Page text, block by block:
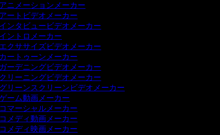
ニメーションメーカー
ートビデオメーカー
ンタビュービデオメーカー
ントロメーカー
クササイズビデオメーカー
ートゥーンメーカー
ーデニングビデオメーカー
リーニングビデオメーカー
リーンスクリーンビデオメーカー
ーム動画メーカー
マーシャルメーカー
メディ動画メーカー
メディ映画メーカー